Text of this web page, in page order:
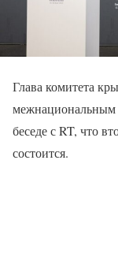
Глава комитета
межнациональным
беседе с RT, что
состоится.